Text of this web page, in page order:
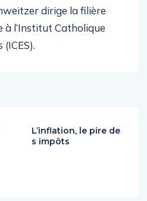
dirige la filière
à l’Institut Catholique
(ICES).
L’inflation, le pire de
s impôts